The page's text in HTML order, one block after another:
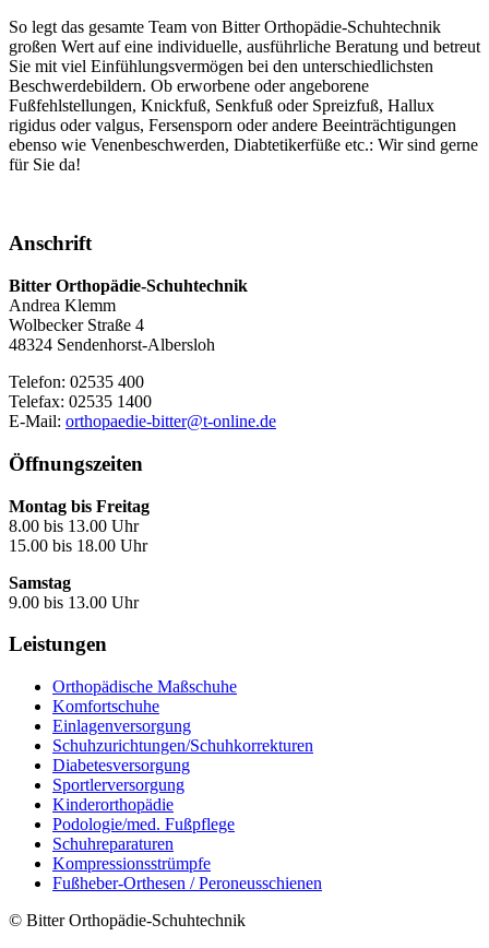
So legt das gesamte Team von Bitter Orthopädie-Schuhtechnik
großen Wert auf eine individuelle, ausführliche Beratung und betreut
Sie mit viel Einfühlungsvermögen bei den unterschiedlichsten
Beschwerdebildern. Ob erworbene oder angeborene
Fußfehlstellungen, Knickfuß, Senkfuß oder Spreizfuß, Hallux
rigidus oder valgus, Fersensporn oder andere Beeinträchtigungen
ebenso wie Venenbeschwerden, Diabtetikerfüße etc.: Wir sind gerne
für Sie da!
Anschrift
Bitter Orthopädie-Schuhtechnik
Andrea Klemm
Wolbecker Straße 4
48324 Sendenhorst-Albersloh
Telefon: 02535 400
Telefax: 02535 1400
E-Mail: orthopaedie-bitter@t-online.de
Öffnungszeiten
Montag bis Freitag
8.00 bis 13.00 Uhr
15.00 bis 18.00 Uhr
Samstag
9.00 bis 13.00 Uhr
Leistungen
Orthopädische Maßschuhe
Komfortschuhe
Einlagenversorgung
Schuhzurichtungen/Schuhkorrekturen
Diabetesversorgung
Sportlerversorgung
Kinderorthopädie
Podologie/med. Fußpflege
Schuhreparaturen
Kompressionsstrümpfe
Fußheber-Orthesen / Peroneusschienen
© Bitter Orthopädie-Schuhtechnik